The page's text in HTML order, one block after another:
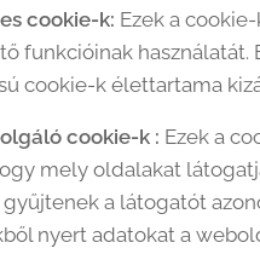
cookie-k: Ezek a
funkcióinak használatát.
cookie-k élettartama
cookie-k : Ezek a
mely oldalakat
a látogatót
nyert adatokat a